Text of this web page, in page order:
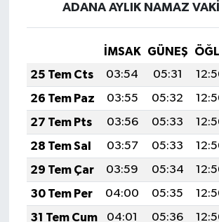
ADANA AYLIK NAMAZ
İMSAK GÜNEŞ
25 Tem Cts
03:54 05:31
26 Tem Paz
03:55 05:32
27 Tem Pts
03:56 05:33
28 Tem Sal
03:57 05:33
29 Tem Çar
03:59 05:34
30 Tem Per
04:00 05:35
31 Tem Cum
04:01 05:36